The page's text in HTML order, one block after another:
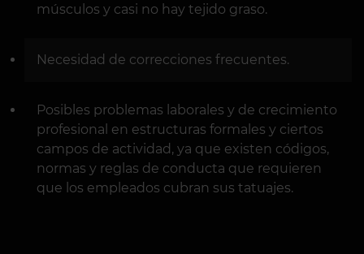
músculos y casi no hay tejido graso.
Necesidad de correcciones frecuentes.
Posibles problemas laborales y de crecimiento
profesional en estructuras formales y ciertos
campos de actividad, ya que existen códigos,
normas y reglas de conducta que requieren
que los empleados cubran sus tatuajes.